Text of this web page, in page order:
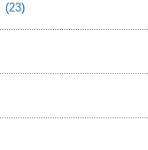
(23)